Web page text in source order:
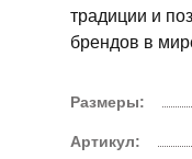
традиции и
брендов в
Размеры:
Артикул: